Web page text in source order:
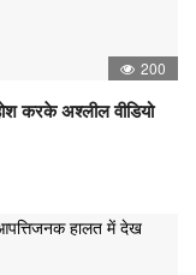
200
करके अश्लील वीडियो